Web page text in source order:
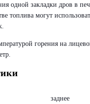
одной закладки дров в
топлива могут
горения на
заднее